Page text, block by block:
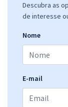
Descubra as
de interesse
Nome
E-mail